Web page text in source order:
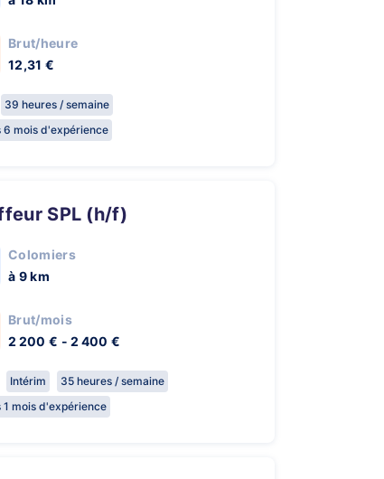
Brut/heure
12,31 €
39 heures / semaine
6 mois d'expérience
SPL (h/f)
Colomiers
à 9 km
Brut/mois
2 200 € - 2 400 €
Intérim
35 heures / semaine
1 mois d'expérience